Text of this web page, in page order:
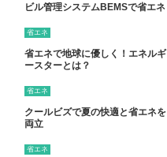
ビル管理システムBEMSで省エネ
省エネ
省エネで地球に優しく！エネルギ
ースターとは？
省エネ
クールビズで夏の快適と省エネを
両立
省エネ